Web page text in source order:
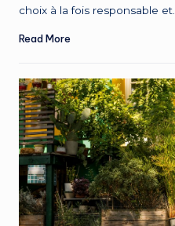
choix à la fois responsable et…
Read More